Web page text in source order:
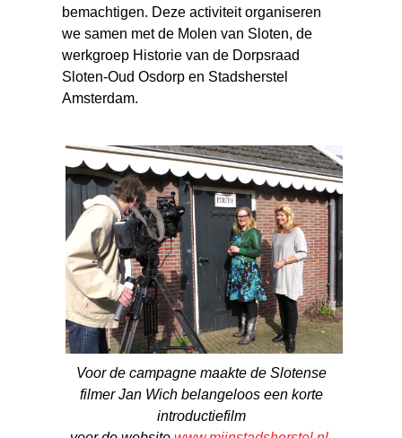
bemachtigen. Deze activiteit organiseren
we samen met de Molen van Sloten, de
werkgroep Historie van de Dorpsraad
Sloten-Oud Osdorp en Stadsherstel
Amsterdam.
Voor de campagne maakte de Slotense
filmer Jan Wich belangeloos een korte
introductiefilm